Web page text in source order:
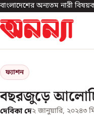
বাংলাদেশের অন্যতম নারী
ফ্যাশন
বছরজুড়ে
দেবিকা দে২ জানুয়ারি, ২০২৪৩